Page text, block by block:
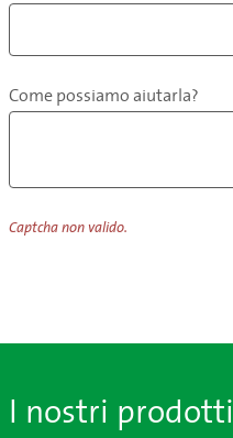
Come possiamo aiutarla?
Captcha non valido.
I nostri prodotti